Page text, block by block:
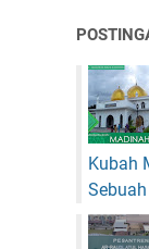
Kubah